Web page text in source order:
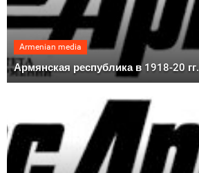
Armenian media
Армянская республика в 1918-20 гг.